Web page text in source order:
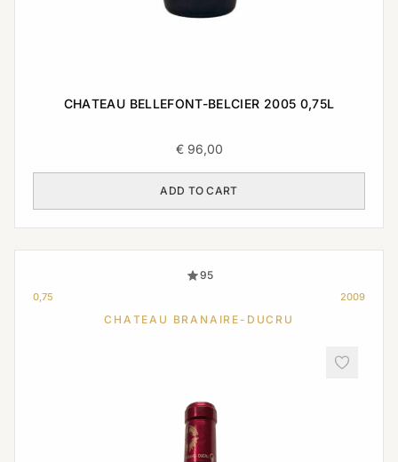
CHATEAU BELLEFONT-BELCIER 2005 0,75L
€96,00
ADD TO CART
95
0,75 2009
CHATEAU BRANAIRE-DUCRU